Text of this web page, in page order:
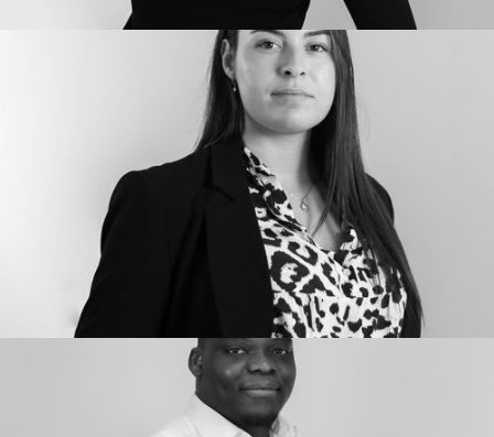
AMBRE PARRY
Contrôleur de gestion et assistante de direction